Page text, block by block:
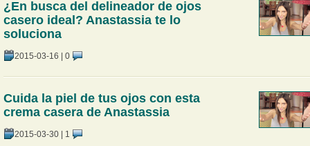
¿En busca del delineador de ojos
casero ideal? Anastassia te lo
soluciona
2015-03-16 | 0
Cuida la piel de tus ojos con esta
crema casera de Anastassia
2015-03-30| 1